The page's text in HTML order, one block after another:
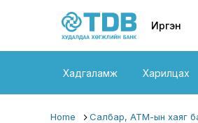
Иргэн
Хадгаламж Харилцах
Home Салбар, АТМ-ын хаяг